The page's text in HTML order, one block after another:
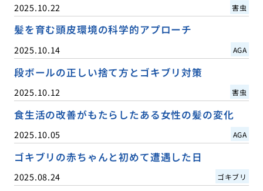
2025.10.22 害虫
髪を育む頭皮環境の科学的アプローチ
2025.10.14 AGA
段ボールの正しい捨て方とゴキブリ対策
2025.10.12 害虫
食生活の改善がもたらしたある女性の髪の変化
2025.10.05 AGA
ゴキブリの赤ちゃんと初めて遭遇した日
2025.08.24 ゴキブリ